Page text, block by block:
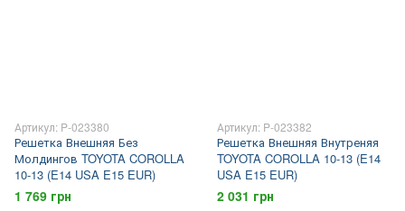
Артикул: P-023380
Решетка Внешняя Без
Молдингов TOYOTA COROLLA
10-13 (E14 USA E15 EUR)
1 769 грн
Артикул: P-023382
Решетка Внешняя Внутреняя
TOYOTA COROLLA 10-13 (E14
USA E15 EUR)
2 031 грн